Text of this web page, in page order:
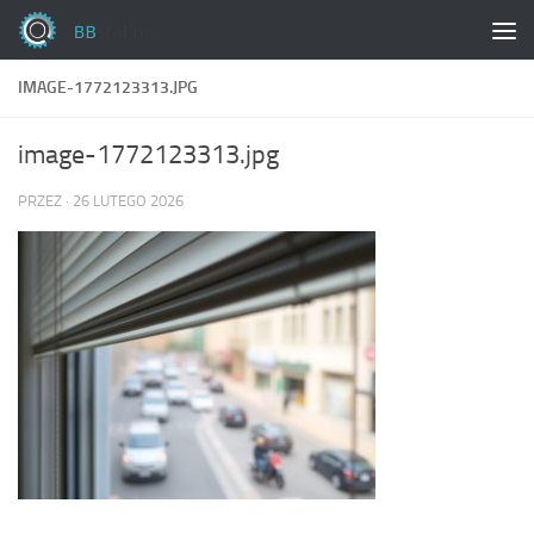
Skip to content
IMAGE-1772123313.JPG
image-1772123313.jpg
PRZEZ · 26 LUTEGO 2026